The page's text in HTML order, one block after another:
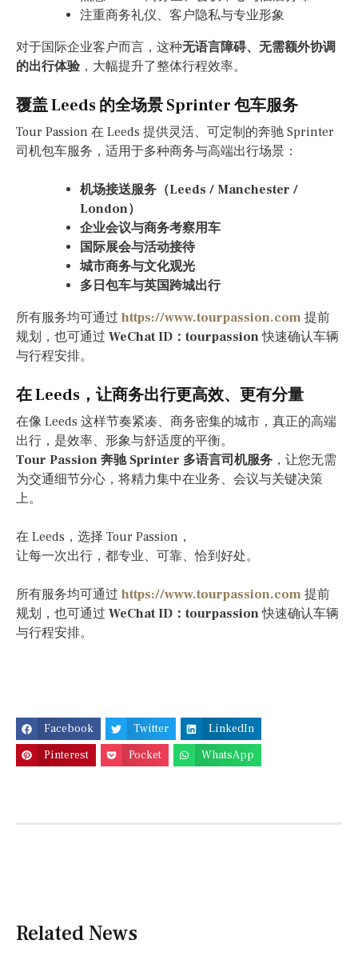
注重商务礼仪、客户隐私与专业形象
对于国际企业客户而言，这种无语言障碍、无需额外协调
的出行体验 ，大幅提升了整体行程效率。
覆盖 Leeds 的全场景 Sprinter 包车服务
Tour Passion 在 Leeds 提供灵活、可定制的奔驰 Sprinter
司机包车服务，适用于多种商务与高端出行场景：
机场接送服务（Leeds / Manchester /
London）
企业会议与商务考察用车
国际展会与活动接待
城市商务与文化观光
多日包车与英国跨城出行
所有服务均可通过 https://www.tourpassion.com 提前
规划，也可通过 WeChat ID：tourpassion快速确认车辆
与行程安排。
在 Leeds，让商务出行更高效、更有分量
在像 Leeds 这样节奏紧凑、商务密集的城市，真正的高端
出行，是效率、形象与舒适度的平衡。
Tour Passion 奔驰 Sprinter 多语言司机服务 ，让您无需
为交通细节分心，将精力集中在业务、会议与关键决策
上。
在 Leeds，选择 Tour Passion，
让每一次出行，都专业、可靠、恰到好处。
所有服务均可通过 https://www.tourpassion.com 提前
规划，也可通过 WeChat ID：tourpassion快速确认车辆
与行程安排。
Facebook Twitter
LinkedIn
Pinterest
Pocket WhatsApp
Related News